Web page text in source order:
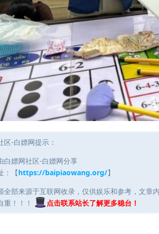
区-白嫖网提示：
白嫖网社区-白嫖网分享
：【https://baipiaowang.org/】
全部来源于互联网收录，仅供娱乐和参考，文章
重！！！
点击联系站长了解更多稳台！